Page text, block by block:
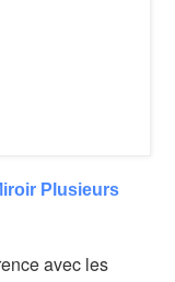
Plusieurs
avec les